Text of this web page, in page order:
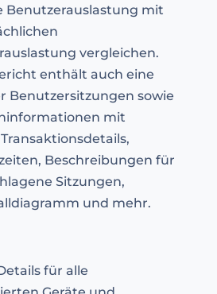
Benutzerauslastung mit
vergleichen.
enthält auch eine
Benutzersitzungen sowie
mit
Beschreibungen für
Sitzungen,
und mehr.
für alle